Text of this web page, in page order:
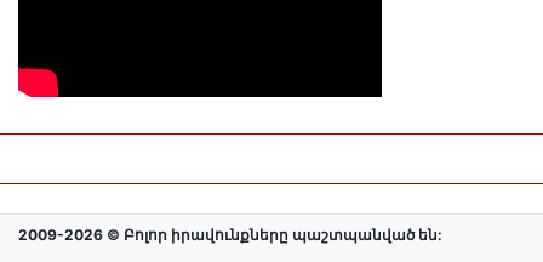
2009-2026 © Բոլոր իրավունքները պաշտպանված են: